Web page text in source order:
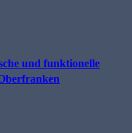
und funktionelle